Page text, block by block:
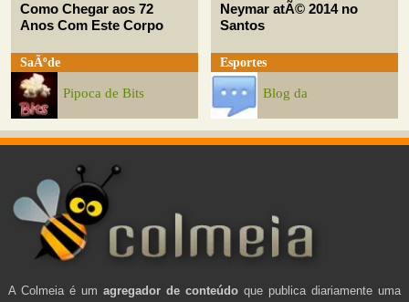
Como Chegar aos 72
Anos Com Este Corpo
SaÃºde
Pipoca de Bits
Neymar atÃ© 2014 no
Santos
Esportes
Blog da
A Colmeia é um agregador de conteúdo que publica diariamente uma